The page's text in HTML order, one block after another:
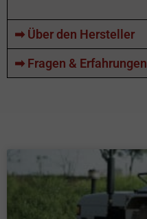
➡ Über den Hersteller
➡ Fragen & Erfahrungen